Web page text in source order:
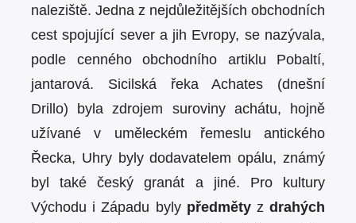
naleziště. Jedna z nejdůležitějších obchodních
cest spojující sever a jih Evropy, se nazývala,
podle cenného obchodního artiklu Pobaltí,
jantarová. Sicilská řeka Achates (dnešní
Drillo) byla zdrojem suroviny achátu, hojně
užívané v uměleckém řemeslu antického
Řecka, Uhry byly dodavatelem opálu, známý
byl také český granát a jiné. Pro kultury
Východu i Západu byly předmětyzdrahých